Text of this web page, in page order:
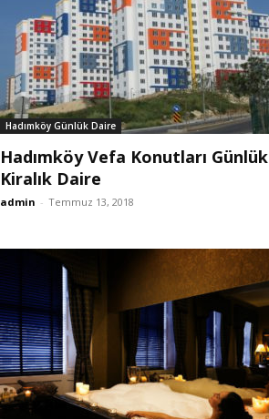
Hadımköy Günlük Daire
Hadımköy Vefa Konutları Günlük
Kiralık Daire
admin - Temmuz 13, 2018